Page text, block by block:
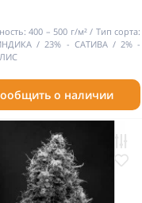
400 – 500 г/м²
Тип сорта:
/ 23% - САТИВА / 2% -
о наличии